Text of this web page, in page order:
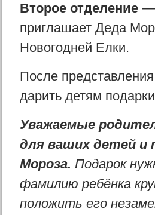
Второе отделение—
приглашает Деда
Новогодней Елки.
После
дарить детям
Уважаемые
для ваших детей и
Мороза. Подарок
фамилию ребёнка
положить его